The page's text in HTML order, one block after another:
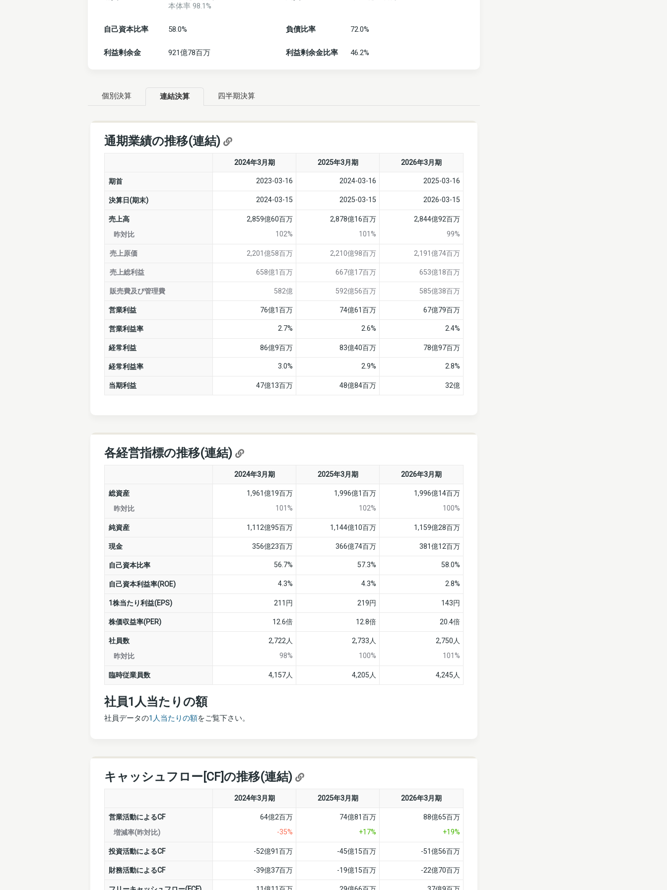
本体率 98.1%
自己資本比率 58.0% 負債比率 72.0%
利益剰余金 921億78百万 利益剰余金比率 46.2%
個別決算 連結決算 四半期決算
通期業績の推移(連結)
2024年3月期 2025年3月期 2026年3月期
期首 2023-03-16 2024-03-16 2025-03-16
決算日(期末) 2024-03-15 2025-03-15 2026-03-15
売上高
昨対比
2,859億60百万
102%
2,878億16百万
101%
2,844億92百万
99%
売上原価 2,201億58百万 2,210億98百万 2,191億74百万
売上総利益 658億1百万 667億17百万 653億18百万
販売費及び管理費 582億 592億56百万 585億38百万
営業利益 76億1百万 74億61百万 67億79百万
営業利益率 2.7% 2.6% 2.4%
経常利益 86億9百万 83億40百万 78億97百万
経常利益率 3.0% 2.9% 2.8%
当期利益 47億13百万 48億84百万 32億
各経営指標の推移(連結)
2024年3月期 2025年3月期 2026年3月期
総資産
昨対比
1,961億19百万
101%
1,996億1百万
102%
1,996億14百万
100%
純資産 1,112億95百万 1,144億10百万 1,159億28百万
現金 356億23百万 366億74百万 381億12百万
自己資本比率 56.7% 57.3% 58.0%
自己資本利益率(ROE) 4.3% 4.3% 2.8%
1株当たり利益(EPS) 211円 219円 143円
株価収益率(PER) 12.6倍 12.8倍 20.4倍
社員数
昨対比
2,722人
98%
2,733人
100%
2,750人
101%
臨時従業員数 4,157人 4,205人 4,245人
社員1人当たりの額
社員データの1人当たりの額をご覧下さい。
キャッシュフロー[CF]の推移(連結)
2024年3月期 2025年3月期 2026年3月期
営業活動によるCF
増減率(昨対比)
64億2百万
-35%
74億81百万
+17%
88億65百万
+19%
投資活動によるCF -52億91百万 -45億15百万 -51億56百万
財務活動によるCF -39億37百万 -19億15百万 -22億70百万